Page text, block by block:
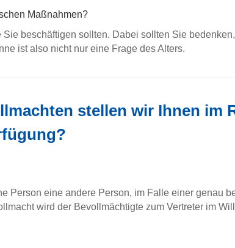
Maßnahmen?
beschäftigen sollten. Dabei sollten Sie
ist also nicht nur eine Frage des Alters.
stellen wir Ihnen im
Person eine andere Person, im Falle einer genau
wird der Bevollmächtigte zum Vertreter im